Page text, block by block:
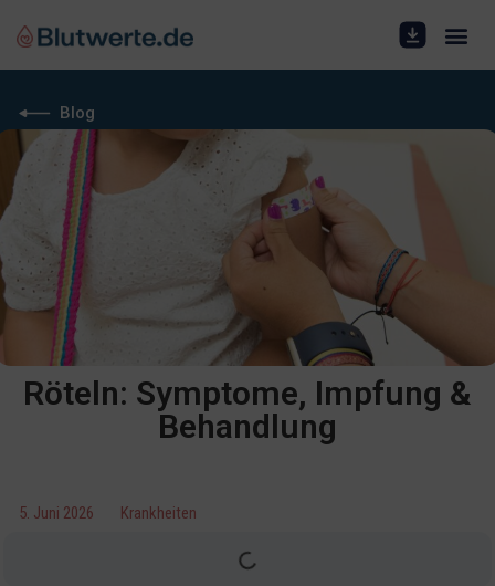
Blog
Röteln: Symptome, Impfung &
Behandlung
5. Juni 2026 Krankheiten